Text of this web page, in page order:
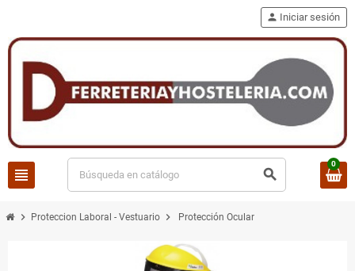
view_headline search
person Iniciar sesión
0
chevron_right Proteccion Laboral - Vestuario chevron_right Protección Ocular